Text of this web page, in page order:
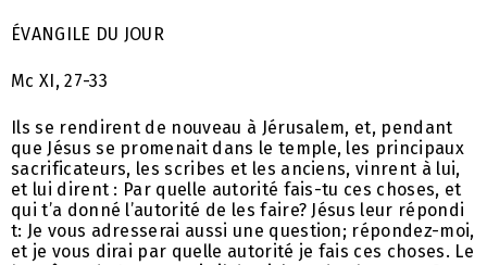
ÉVANGILE DU JOUR
Mc XI, 27-33
Ils se rendirent de nouveau à Jérusalem, et, pendant
que Jésus se promenait dans le temple, les principaux
sacrificateurs, les scribes et les anciens, vinrent à lui,
et lui dirent : Par quelle autorité fais-tu ces choses, et
qui t’a donné l’autorité de les faire? Jésus leur répondi
t: Je vous adresserai aussi une question; répondez-moi,
et je vous dirai par quelle autorité je fais ces choses. Le